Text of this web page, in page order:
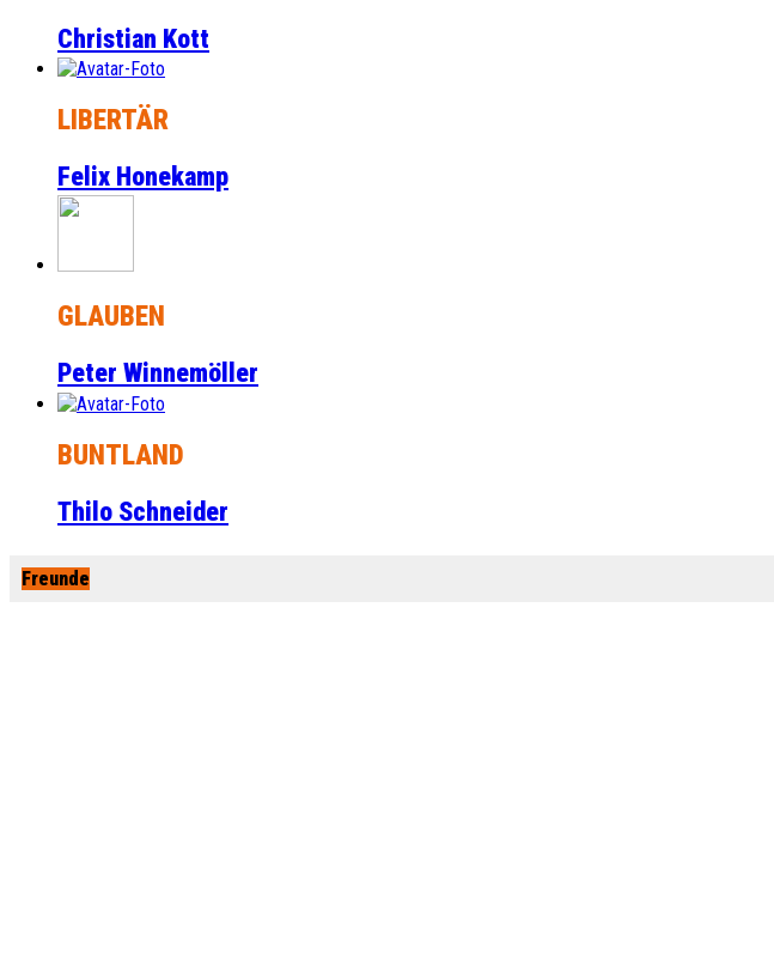
Christian Kott
LIBERTÄR
Felix Honekamp
GLAUBEN
Peter Winnemöller
BUNTLAND
Thilo Schneider
Freunde